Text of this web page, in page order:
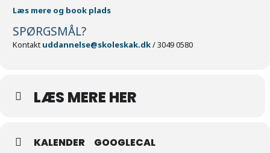
Læs mere og book plads
SPØRGSMÅL?
Kontakt uddannelse@skoleskak.dk/ 3049 0580
LÆS MERE HER
KALENDER GOOGLECAL